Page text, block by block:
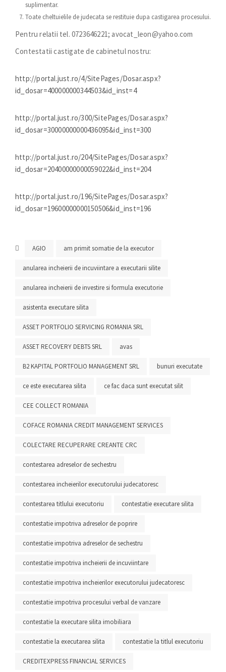
suplimentar.
Toate cheltuielile de judecata se restituie dupa castigarea procesului.
Pentru relatii tel. 0723646221; avocat_leon@yahoo.com
Contestatii castigate de cabinetul nostru:
http://portal.just.ro/4/SitePages/Dosar.aspx?
id_dosar=400000000344503&id_inst=4
http://portal.just.ro/300/SitePages/Dosar.aspx?
id_dosar=30000000000436095&id_inst=300
http://portal.just.ro/204/SitePages/Dosar.aspx?
id_dosar=20400000000059022&id_inst=204
http://portal.just.ro/196/SitePages/Dosar.aspx?
id_dosar=19600000000150506&id_inst=196
AGIO am primit somatie de la executor
anularea incheierii de incuviintare a executarii silite
anularea incheierii de investire si formula executorie
asistenta executare silita
ASSET PORTFOLIO SERVICING ROMANIA SRL
ASSET RECOVERY DEBTS SRL avas
B2 KAPITAL PORTFOLIO MANAGEMENT SRL bunuri executate
ce este executarea silita ce fac daca sunt executat silit
CEE COLLECT ROMANIA
COFACE ROMANIA CREDIT MANAGEMENT SERVICES
COLECTARE RECUPERARE CREANTE CRC
contestarea adreselor de sechestru
contestarea incheierilor executorului judecatoresc
contestarea titlului executoriu contestatie executare silita
contestatie impotriva adreselor de poprire
contestatie impotriva adreselor de sechestru
contestatie impotriva incheierii de incuviintare
contestatie impotriva incheierilor executorului judecatoresc
contestatie impotriva procesului verbal de vanzare
contestatie la executare silita imobiliara
contestatie la executarea silita contestatie la titlul executoriu
CREDITEXPRESS FINANCIAL SERVICES